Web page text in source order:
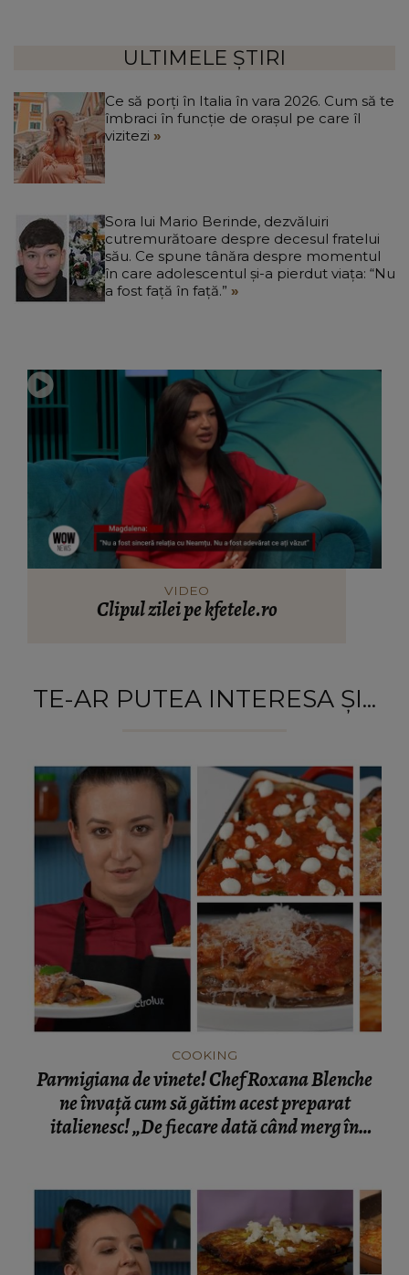
ULTIMELE ȘTIRI
Ce să porți în Italia în vara 2026. Cum să te
îmbraci în funcție de orașul pe care îl
vizitezi
Sora lui Mario Berinde, dezvăluiri
cutremurătoare despre decesul fratelui
său. Ce spune tânăra despre momentul
în care adolescentul și-a pierdut viața: “Nu
a fost față în față.”
VIDEO
Clipul zilei pe kfetele.ro
TE-AR PUTEA INTERESA ȘI...
COOKING
Parmigiana de vinete! Chef Roxana Blenche
ne învață cum să gătim acest preparat
italienesc! „De fiecare dată când merg în